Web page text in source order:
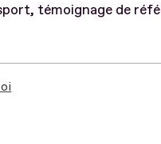
témoignage de